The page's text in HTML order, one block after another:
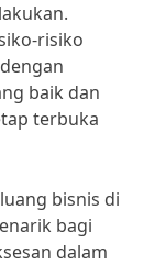
risiko
baik dan
terbuka
bisnis di
bagi
dalam